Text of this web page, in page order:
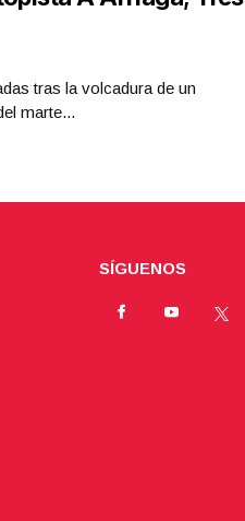
tras la volcadura de un
marte...
SÍGUENOS